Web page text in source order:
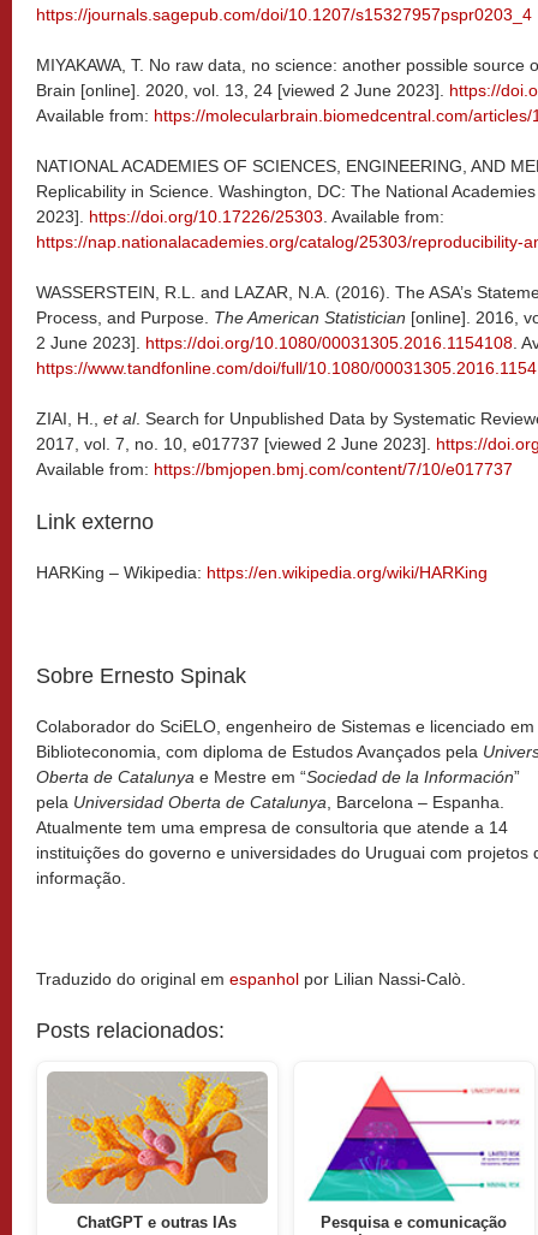
https://journals.sagepub.com/doi/10.1207/s15327957pspr0203_4
MIYAKAWA, T. No raw data, no science: another possible source
Brain [online]. 2020, vol. 13, 24 [viewed 2 June 2023]. https://
Available from: https://molecularbrain.biomedcentral.com/
NATIONAL ACADEMIES OF SCIENCES, ENGINEERING, AND
Replicability in Science. Washington, DC: The National
2023]. https://doi.org/10.17226/25303 . Available from:
https://nap.nationalacademies.org/catalog/25303/reproducibility-
WASSERSTEIN, R.L. and LAZAR, N.A. (2016). The ASA’s
Process, and Purpose. The American Statistician [online]. 2016,
2 June 2023]. https://doi.org/10.1080/00031305.2016.1154108 .
https://www.tandfonline.com/doi/full/10.1080/
ZIAI, H., et al. Search for Unpublished Data by Systematic
2017, vol. 7, no. 10, e017737 [viewed 2 June 2023]. https://
Available from: https://bmjopen.bmj.com/content/7/10/e017737
Link externo
HARKing – Wikipedia: https://en.wikipedia.org/wiki/HARKing
Sobre Ernesto Spinak
Colaborador do SciELO, engenheiro de Sistemas e licenciado em
Biblioteconomia, com diploma de Estudos Avançados pela
Oberta de Catalunya e Mestre em “Sociedad de la Información”
pela Universidad Oberta de Catalunya , Barcelona – Espanha.
Atualmente tem uma empresa de consultoria que atende a 14
instituições do governo e universidades do Uruguai com projetos
informação.
Traduzido do original em espanhol por Lilian Nassi-Calò.
Posts relacionados:
ChatGPT e outras IAs
Pesquisa e comunicação